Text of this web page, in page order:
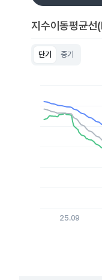
지수이동평균
단기 중기
The chart has
The chart has 1
25.09